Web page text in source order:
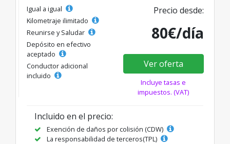
Igual a igual
Kilometraje ilimitado
Reunirse y Saludar
Depósito en efectivo
aceptado
Conductor adicional
incluido
Precio desde:
80€/día
Ver oferta
Incluye tasas e
impuestos. (VAT)
Incluido en el precio:
Exención de daños por colisión (CDW)
La responsabilidad de terceros(TPL)